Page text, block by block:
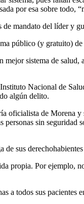
por esa sobre todo,
mandato del líder y
público (y gratuito) de
sistema de salud,
Nacional de
algún delito.
oficialista de Morena
sin
sus
propia. Por ejemplo,
a todos sus pacientes